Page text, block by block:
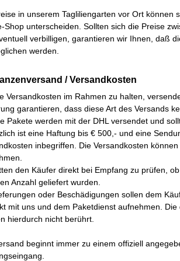
in unserem Tagliliengarten vor Ort
Shop unterscheiden. Sollten sich die Preise
verbilligen, garantieren wir Ihnen, daß
werden.
/ Versandkosten
Versandkosten im Rahmen zu halten,
garantieren, dass diese Art des Versands
Pakete werden mit der DHL versendet und
ist eine Haftung bis € 500,- und eine
inbegriffen. Die Versandkosten
den Käufer direkt bei Empfang zu prüfen,
Anzahl geliefert wurden.
oder Beschädigungen sollen dem
mit uns und dem Paketdienst aufnehmen.
hierdurch nicht berührt.
beginnt immer zu einem offiziell